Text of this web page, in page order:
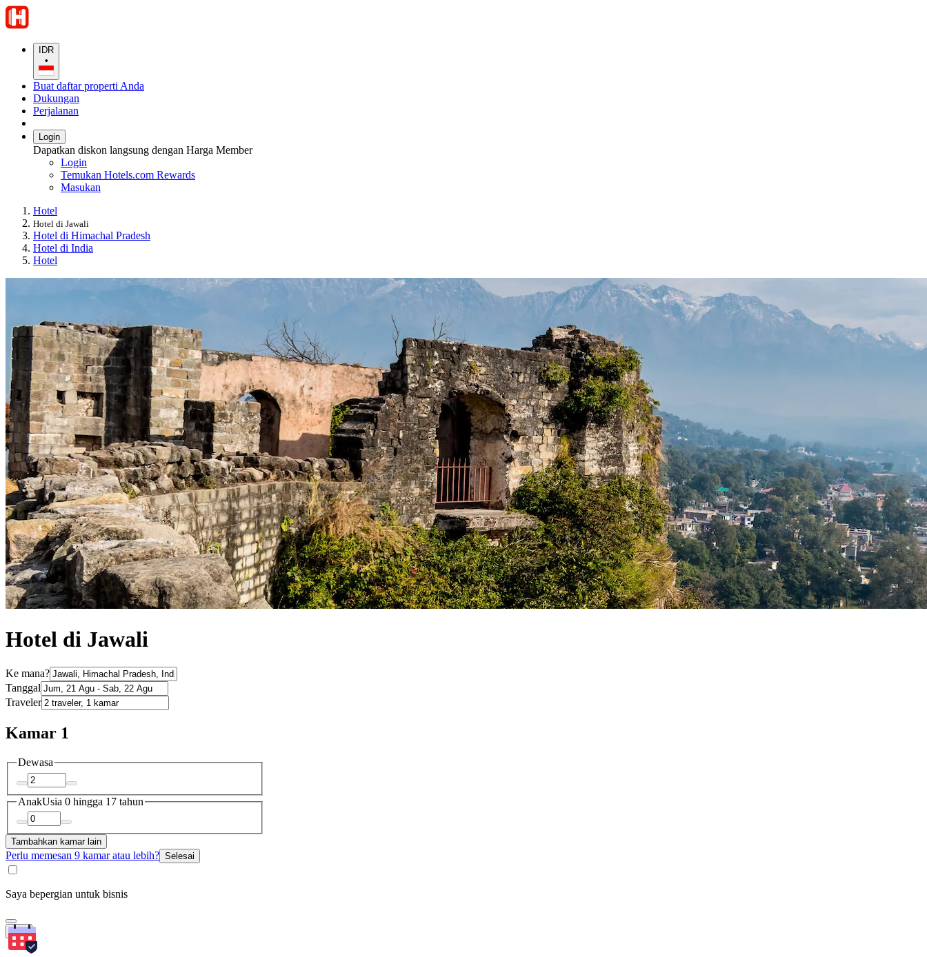
IDR
•
Buat daftar properti Anda
Dukungan
Perjalanan
Login
Dapatkan diskon langsung dengan Harga Member
Login
Temukan Hotels.com Rewards
Masukan
Hotel
Hotel di Jawali
Hotel di Himachal Pradesh
Hotel di India
Hotel
Hotel di Jawali
Ke mana?
Tanggal
Traveler
Kamar 1
Dewasa
AnakUsia 0 hingga 17 tahun
Tambahkan kamar lain
Perlu memesan 9 kamar atau lebih? Selesai
Saya bepergian untuk bisnis
Cari